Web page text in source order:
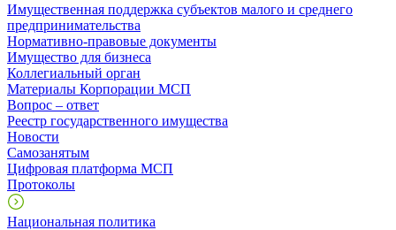
Имущественная поддержка субъектов малого и среднего
предпринимательства
Нормативно-правовые документы
Имущество для бизнеса
Коллегиальный орган
Материалы Корпорации МСП
Вопрос – ответ
Реестр государственного имущества
Новости
Самозанятым
Цифровая платформа МСП
Протоколы
Национальная политика